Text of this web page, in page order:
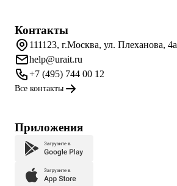
Контакты
111123, г.Москва, ул. Плеханова, 4а
help@urait.ru
+7 (495) 744 00 12
Все контакты
Приложения